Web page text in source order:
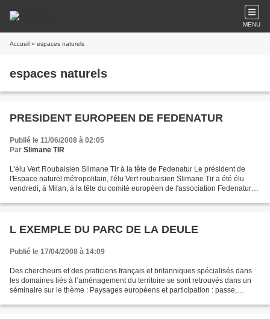
MENU
Accueil » espaces naturels
espaces naturels
PRESIDENT EUROPEEN DE FEDENATUR
Publié le 11/06/2008 à 02:05
Par Slimane TIR
L'élu Vert Roubaisien Slimane Tir à la tête de Fedenatur Le président de
l'Espace naturel métropolitain, l'élu Vert roubaisien Slimane Tir a été élu
vendredi, à Milan, à la tête du comité européen de l'association Fedenatur
L EXEMPLE DU PARC DE LA DEULE
Publié le 17/04/2008 à 14:09
Des chercheurs et des praticiens français et britanniques spécialisés dans
les domaines liés à l’aménagement du territoire se sont retrouvés dans un
séminaire sur le thème : Paysages européens et participation : passe,